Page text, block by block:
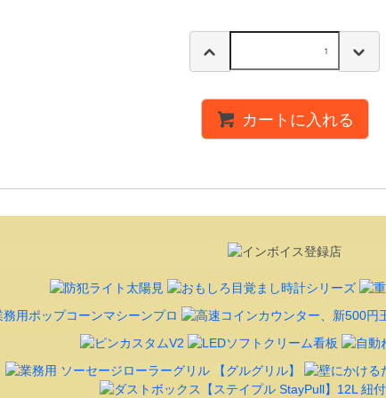
カートに入れる